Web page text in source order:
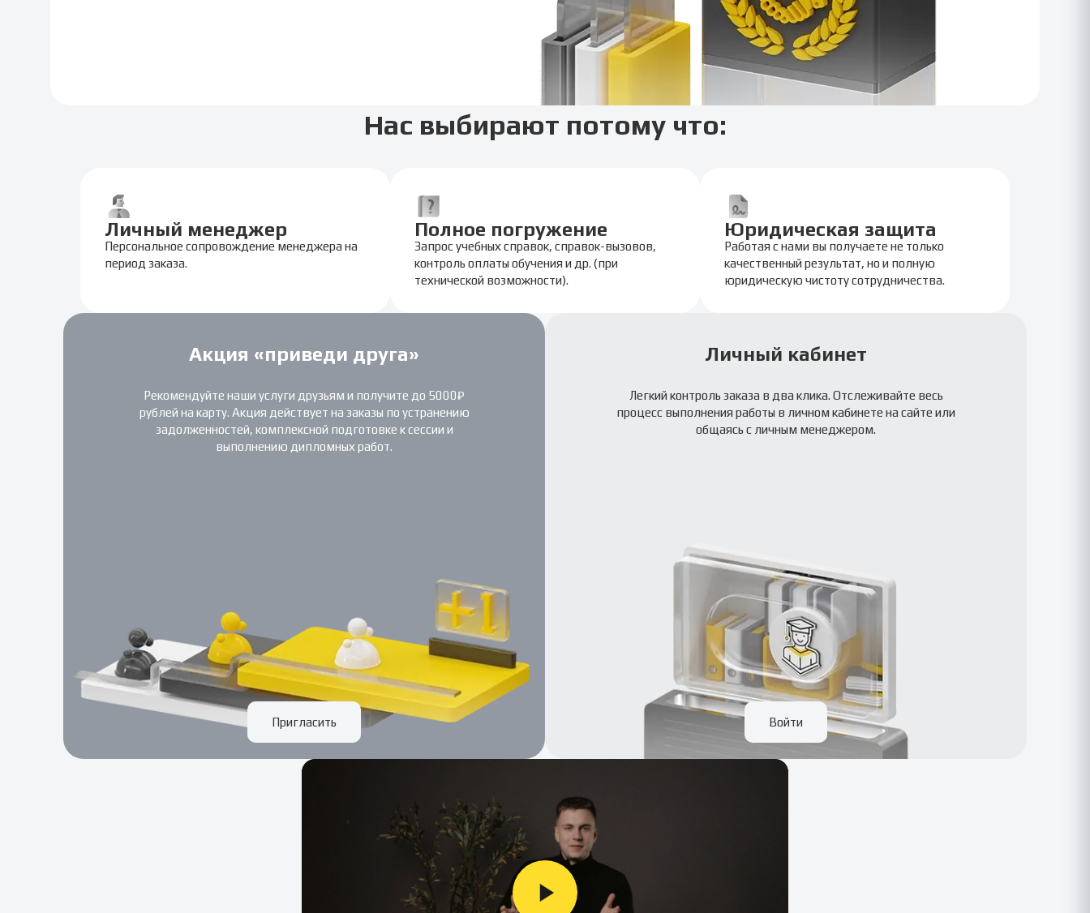
Нас выбирают потому что:
Личный менеджер
Персональное сопровождение менеджера на
период заказа.
Полное погружение
Запрос учебных справок, справок-вызовов,
контроль оплаты обучения и др. (при
технической возможности).
Юридическая защита
Работая с нами вы получаете не только
качественный результат, но и полную
юридическую чистоту сотрудничества.
Акция «приведи друга»
Рекомендуйте наши услуги друзьям и получите до 5000₽
рублей на карту. Акция действует на заказы по устранению
задолженностей, комплексной подготовке к сессии и
выполнению дипломных работ.
Пригласить
Личный кабинет
Легкий контроль заказа в два клика. Отслеживайте весь
процесс выполнения работы в личном кабинете на сайте или
общаясь с личным менеджером.
Войти